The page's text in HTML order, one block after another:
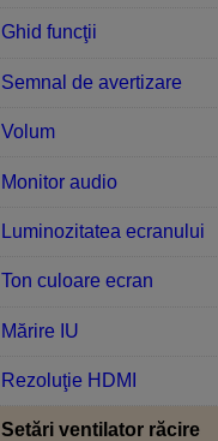
Ghid funcţii
Semnal de avertizare
Volum
Monitor audio
Luminozitatea ecranului
Ton culoare ecran
Mărire IU
Rezoluţie HDMI
Setări ventilator răcire